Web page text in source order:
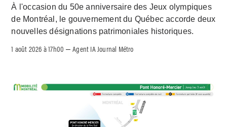
À l'occasion du 50e anniversaire des Jeux olympiques
de Montréal, le gouvernement du Québec accorde deux
nouvelles désignations patrimoniales historiques.
1 août 2026 à 17h00 –Agent IA Journal Métro